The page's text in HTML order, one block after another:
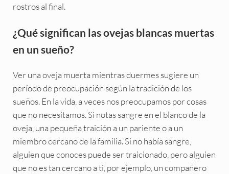
rostros al final.
¿Qué significan las ovejas blancas muertas
en un sueño?
Ver una oveja muerta mientras duermes sugiere un
período de preocupación según la tradición de los
sueños. En la vida, a veces nos preocupamos por cosas
que no necesitamos. Si notas sangre en el blanco de la
oveja, una pequeña traición a un pariente o a un
miembro cercano de la familia. Si no había sangre,
alguien que conoces puede ser traicionado, pero alguien
que no es tan cercano a ti, por ejemplo, un compañero